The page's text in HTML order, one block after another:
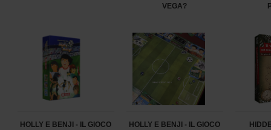
VEGA?
HOLLY E BENJI - IL GIOCO
HOLLY E BENJI - IL GIOCO